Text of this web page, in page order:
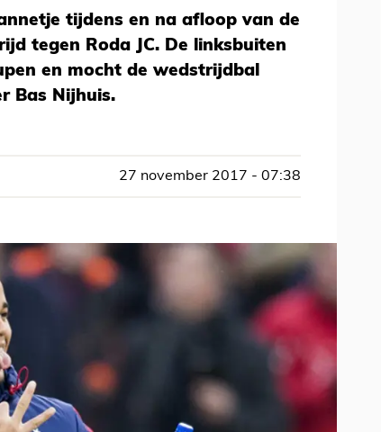
tijdens en na afloop van de
tegen Roda JC. De linksbuiten
en mocht de wedstrijdbal
Bas Nijhuis.
27 november 2017 - 07:38